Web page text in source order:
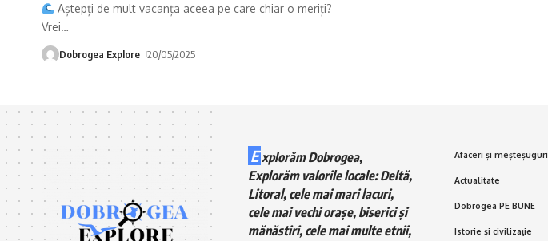
Aștepți de mult vacanța aceea pe care chiar o meriți?
Vrei…
Dobrogea Explore 20/05/2025
E xplorăm Dobrogea,
Explorăm valorile locale: Deltă,
Litoral, cele mai mari lacuri,
cele mai vechi orașe, biserici și
mănăstiri, cele mai multe etnii,
Afaceri și meșteșuguri
Actualitate
Dobrogea PE BUNE
Istorie și civilizaţie